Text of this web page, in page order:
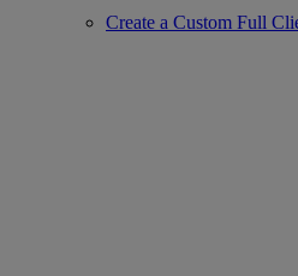
Create a Custom Full